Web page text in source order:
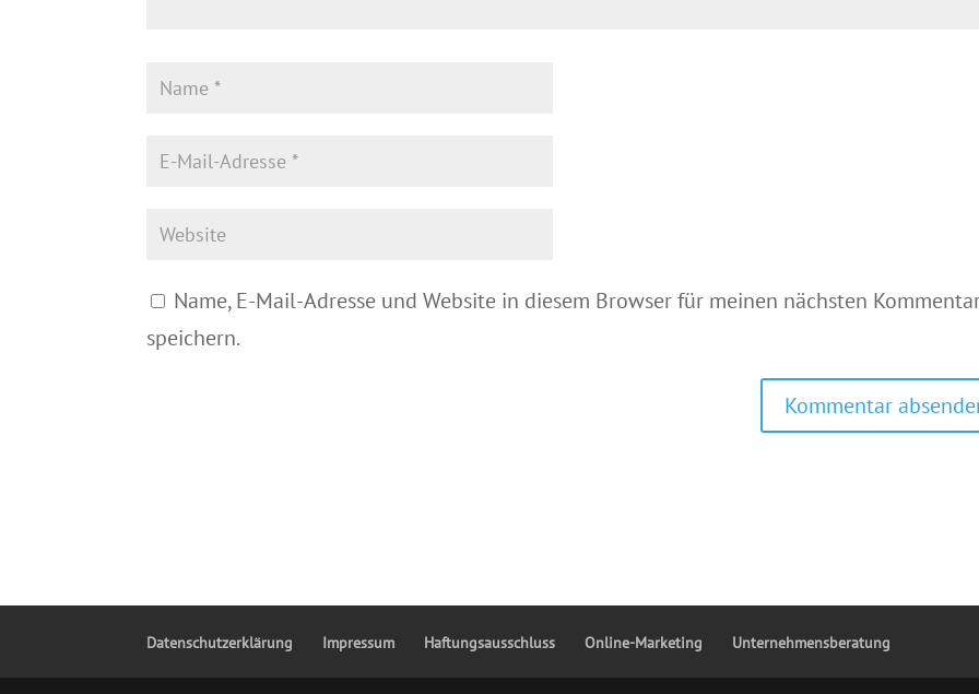
Name, E-Mail-Adresse und Website in diesem Browser für meinen nächsten
speichern.
Datenschutzerklärung Impressum Haftungsausschluss Online-Marketing Unternehmensberatung